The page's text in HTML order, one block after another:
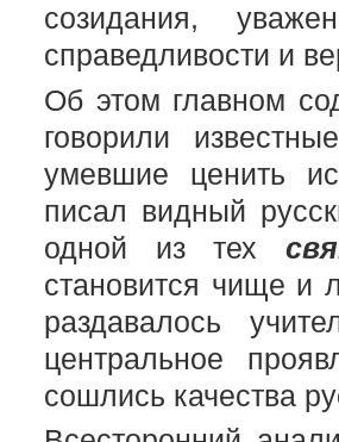
созидания,
справедливости и
Об этом главном
говорили
умевшие ценить
писал видный
одной из тех
становится чище и
раздавалось
центральное
сошлись качества